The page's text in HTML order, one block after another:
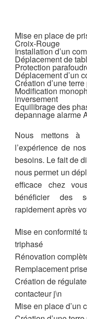
Mise en place de
Croix-Rouge
Installation d’un
Déplacement de
Protection
Déplacement d’un
Création d’une
Modification
inversement
Equilibrage des
depannage alarme
Nous mettons à
l’expérience de
besoins. Le fait de
nous permet un
efficace chez
bénéficier des
rapidement après
Mise en conformité
triphasé
Rénovation
Remplacement
Création de
contacteur j\n
Mise en place d’un